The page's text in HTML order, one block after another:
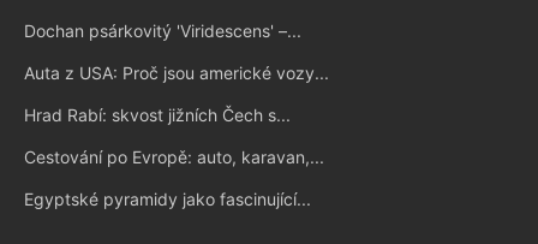
Dochan psárkovitý 'Viridescens' –...
Auta z USA: Proč jsou americké vozy...
Hrad Rabí: skvost jižních Čech s...
Cestování po Evropě: auto, karavan,...
Egyptské pyramidy jako fascinující...